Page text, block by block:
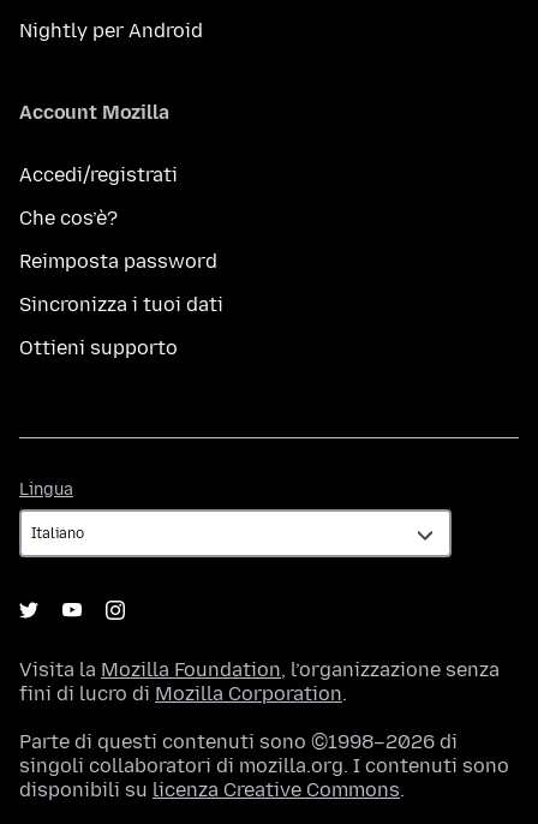
Nightly per Android
Account Mozilla
Accedi/registrati
Che cos’è?
Reimposta password
Sincronizza i tuoi dati
Ottieni supporto
Lingua
Visita la Mozilla Foundation, l’organizzazione senza
fini di lucro di Mozilla Corporation.
Parte di questi contenuti sono ©1998–2026 di
singoli collaboratori di mozilla.org. I contenuti sono
disponibili su licenza Creative Commons.